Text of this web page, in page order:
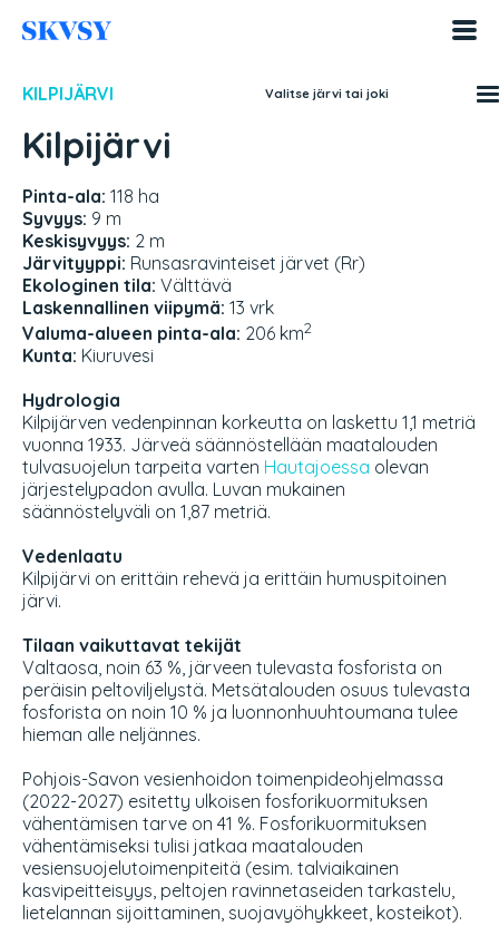
sisältöön
KILPIJÄRVI Valitse järvi tai joki
Kilpijärvi
Pinta-ala: 118 ha
Syvyys: 9 m
Keskisyvyys: 2 m
Järvityyppi: Runsasravinteiset järvet (Rr)
Ekologinen tila: Välttävä
Laskennallinen viipymä: 13 vrk
Valuma-alueen pinta-ala: 206 km2
Kunta: Kiuruvesi
Hydrologia
Kilpijärven vedenpinnan korkeutta on laskettu 1,1 metriä
vuonna 1933. Järveä säännöstellään maatalouden
tulvasuojelun tarpeita varten Hautajoessa olevan
järjestelypadon avulla. Luvan mukainen
säännöstelyväli on 1,87 metriä.
Vedenlaatu
Kilpijärvi on erittäin rehevä ja erittäin humuspitoinen
järvi.
Tilaan vaikuttavat tekijät
Valtaosa, noin 63 %, järveen tulevasta fosforista on
peräisin peltoviljelystä. Metsätalouden osuus tulevasta
fosforista on noin 10 % ja luonnonhuuhtoumana tulee
hieman alle neljännes.
Pohjois-Savon vesienhoidon toimenpideohjelmassa
(2022-2027) esitetty ulkoisen fosforikuormituksen
vähentämisen tarve on 41 %. Fosforikuormituksen
vähentämiseksi tulisi jatkaa maatalouden
vesiensuojelutoimenpiteitä (esim. talviaikainen
kasvipeitteisyys, peltojen ravinnetaseiden tarkastelu,
lietelannan sijoittaminen, suojavyöhykkeet, kosteikot).